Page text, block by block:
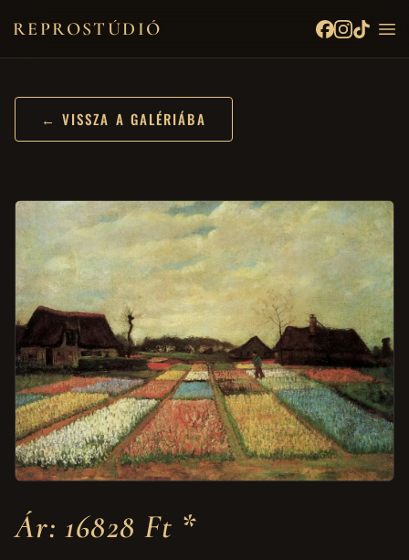
REPROSTÚDIÓ
← VISSZA A GALÉRIÁBA
Ár: 16828 Ft *